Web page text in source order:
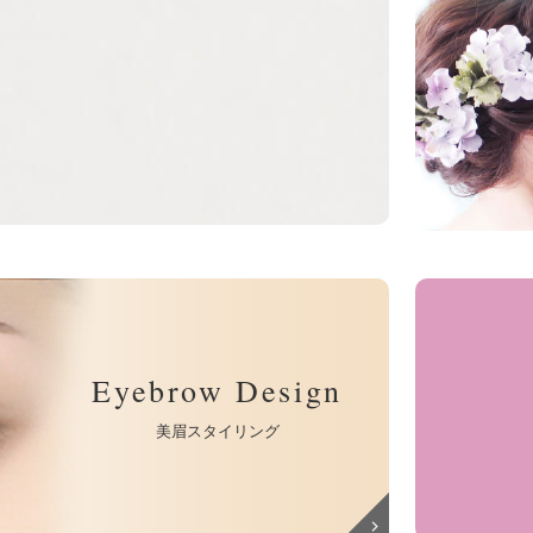
Eyebrow Design
美眉スタイリング